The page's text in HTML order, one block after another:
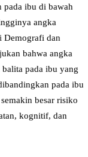
pada ibu di bawah
angka
Demografi dan
bahwa angka
pada ibu yang
pada ibu
besar risiko
kognitif, dan